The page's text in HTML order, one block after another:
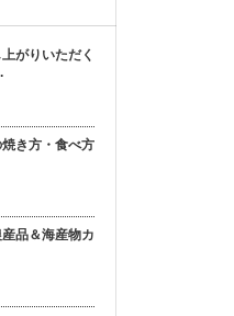
がりいただく
き方・食べ方
品＆海産物カ